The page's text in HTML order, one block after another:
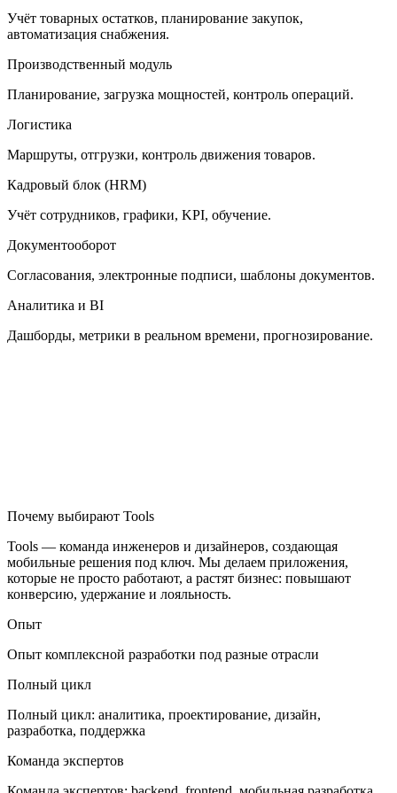
Учёт товарных остатков, планирование закупок,
автоматизация снабжения.
Производственный модуль
Планирование, загрузка мощностей, контроль операций.
Логистика
Маршруты, отгрузки, контроль движения товаров.
Кадровый блок (HRM)
Учёт сотрудников, графики, KPI, обучение.
Документооборот
Согласования, электронные подписи, шаблоны документов.
Аналитика и BI
Дашборды, метрики в реальном времени, прогнозирование.
Почему выбирают Tools
Tools — команда инженеров и дизайнеров, создающая
мобильные решения под ключ. Мы делаем приложения,
которые не просто работают, а растят бизнес: повышают
конверсию, удержание и лояльность.
Опыт
Опыт комплексной разработки под разные отрасли
Полный цикл
Полный цикл: аналитика, проектирование, дизайн,
разработка, поддержка
Команда экспертов